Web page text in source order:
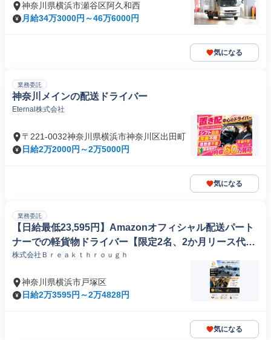
神奈川県横浜市瀬谷区阿久和西
月給34万3000円～46万6000円
気になる
業務委託
神奈川メインの配送ドライバー
Eternal株式会社
〒221-0032神奈川県横浜市神奈川区出田町
日給2万2000円～2万5000円
気になる
業務委託
【日給最低23,595円】Amazonオフィシャル配送パート
ナーでの軽貨物ドライバー【限定2名、2か月リース代無
料】
株式会社Ｂｒｅａｋｔｈｒｏｕｇｈ
神奈川県横浜市戸塚区
日給2万3595円～2万4828円
気になる